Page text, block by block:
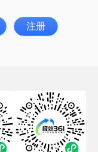
注册